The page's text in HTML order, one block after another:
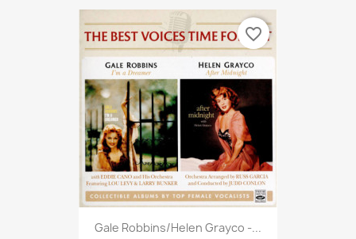
Gale Robbins/Helen Grayco -...
favorite_border